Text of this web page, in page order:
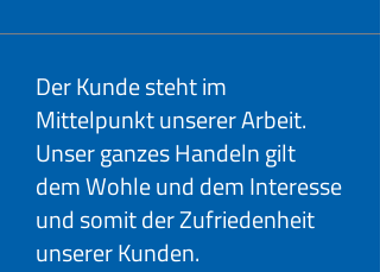
Der Kunde steht im
Mittelpunkt unserer Arbeit.
Unser ganzes Handeln gilt
dem Wohle und dem Interesse
und somit der Zufriedenheit
unserer Kunden.